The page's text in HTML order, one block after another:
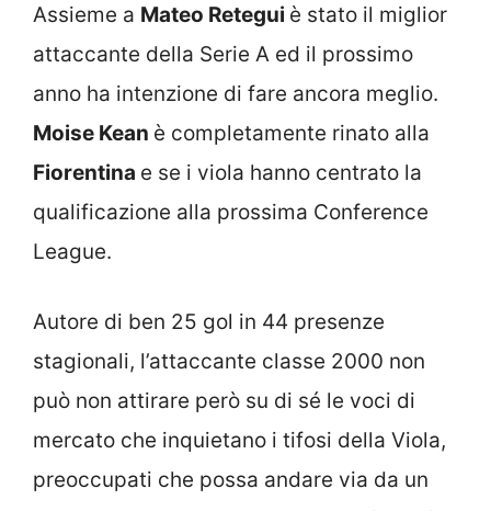
Assieme a Mateo Retegui è stato il miglior
attaccante della Serie A ed il prossimo
anno ha intenzione di fare ancora meglio.
Moise Kean è completamente rinato alla
Fiorentina e se i viola hanno centrato la
qualificazione alla prossima Conference
League.
Autore di ben 25 gol in 44 presenze
stagionali, l’attaccante classe 2000 non
può non attirare però su di sé le voci di
mercato che inquietano i tifosi della Viola,
preoccupati che possa andare via da un